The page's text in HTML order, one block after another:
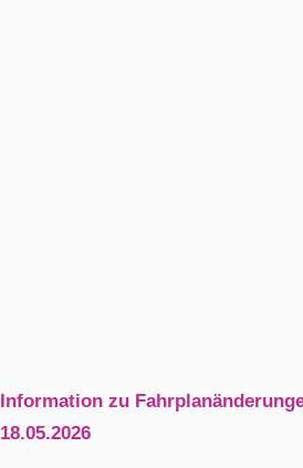
Information zu
18.05.2026